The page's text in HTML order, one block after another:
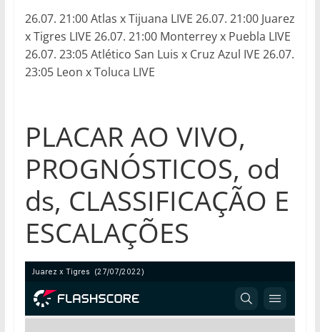
26.07. 21:00 Atlas x Tijuana LIVE 26.07. 21:00 Juarez
x Tigres LIVE 26.07. 21:00 Monterrey x Puebla LIVE
26.07. 23:05 Atlético San Luis x Cruz Azul IVE 26.07.
23:05 Leon x Toluca LIVE
PLACAR AO VIVO,
PROGNÓSTICOS, od
ds, CLASSIFICAÇÃO E
ESCALAÇÕES